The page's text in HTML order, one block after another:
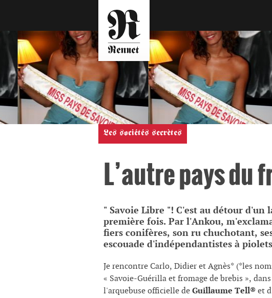
Les sociétés secrètes
L’autre pays du
" Savoie Libre "! C'est au détour
première fois. Par l'Ankou,
fiers conifères, son ru chuchotant,
escouade d'indépendantistes à
Je rencontre Carlo, Didier et Agnès* (*les
« Savoie-Guérilla et fromage de brebis »,
l'arquebuse officielle de Guillaume Tell® et